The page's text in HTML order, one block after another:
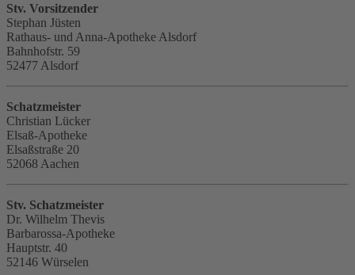
Stv. Vorsitzender
Stephan Jüsten
Rathaus- und Anna-Apotheke Alsdorf
Bahnhofstr. 59
52477 Alsdorf
Schatzmeister
Christian Lücker
Elsaß-Apotheke
Elsaßstraße 20
52068 Aachen
Stv. Schatzmeister
Dr. Wilhelm Thevis
Barbarossa-Apotheke
Hauptstr. 40
52146 Würselen